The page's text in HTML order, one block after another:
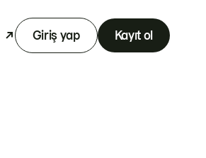
Giriş yap Kayıt ol